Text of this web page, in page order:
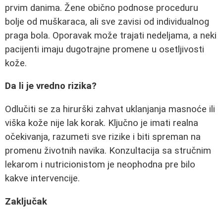
prvim danima. Žene obično podnose proceduru
bolje od muškaraca, ali sve zavisi od individualnog
praga bola. Oporavak može trajati nedeljama, a neki
pacijenti imaju dugotrajne promene u osetljivosti
kože.
Da li je vredno rizika?
Odlučiti se za hirurški zahvat uklanjanja masnoće ili
viška kože nije lak korak. Ključno je imati realna
očekivanja, razumeti sve rizike i biti spreman na
promenu životnih navika. Konzultacija sa stručnim
lekarom i nutricionistom je neophodna pre bilo
kakve intervencije.
Zaključak